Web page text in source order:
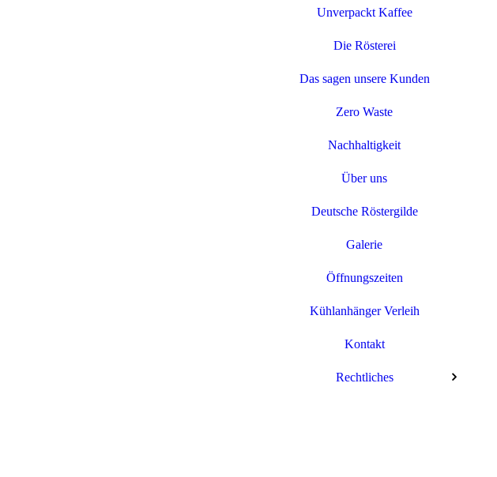
Unverpackt Kaffee
Die Rösterei
Das sagen unsere Kunden
Zero Waste
Nachhaltigkeit
Über uns
Deutsche Röstergilde
Galerie
Öffnungszeiten
Kühlanhänger Verleih
Kontakt
Rechtliches